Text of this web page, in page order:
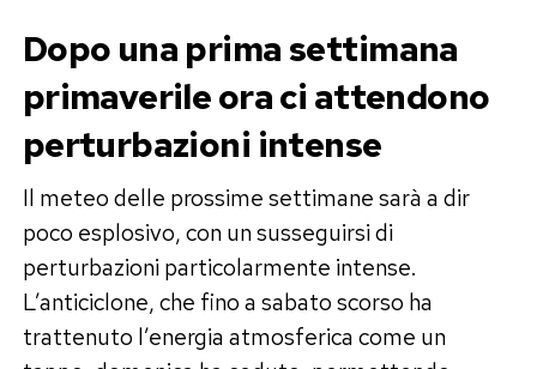
Dopo una prima settimana
primaverile ora ci attendono
perturbazioni intense
Il meteo delle prossime settimane sarà a dir
poco esplosivo, con un susseguirsi di
perturbazioni particolarmente intense.
L’anticiclone, che fino a sabato scorso ha
trattenuto l’energia atmosferica come un